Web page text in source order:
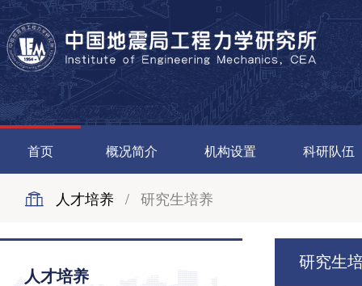
首页 概况简介 机构设置 科研队伍
人才培养 / 研究生培养
人才培养
研究生